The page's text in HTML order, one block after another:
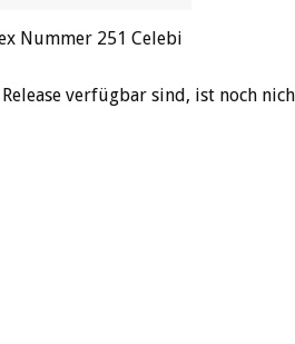
verfügbar sind, ist noch